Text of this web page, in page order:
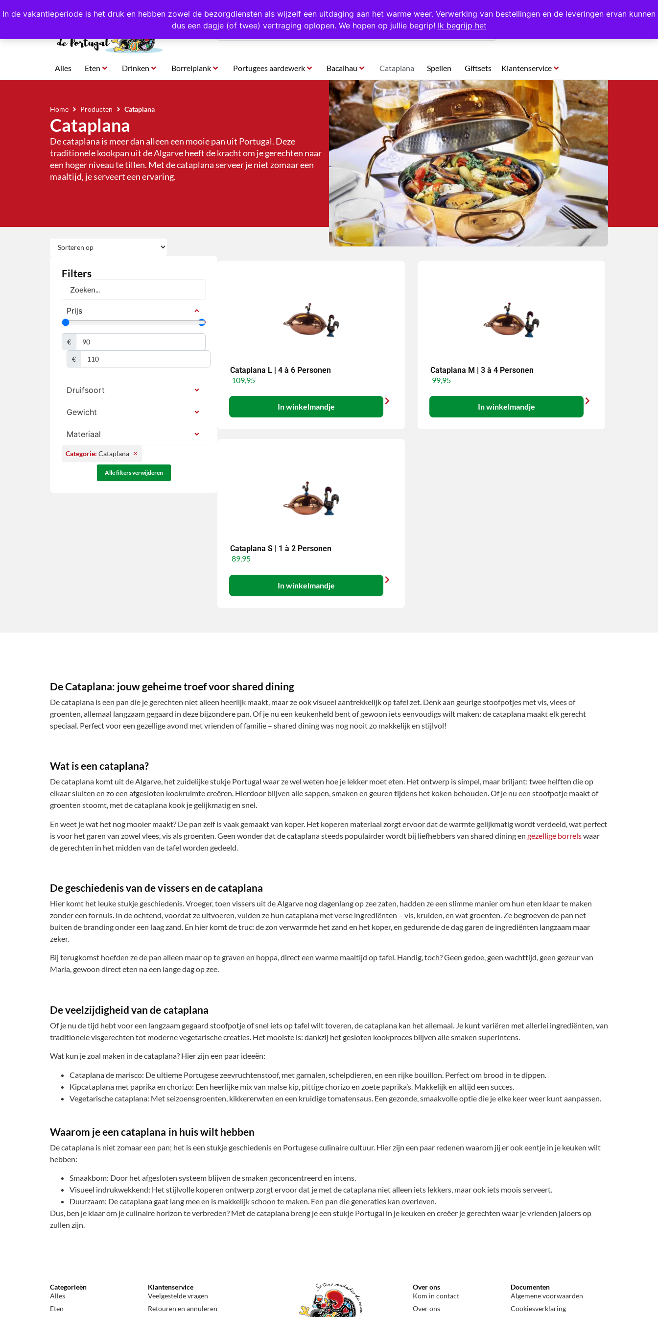
In de vakantieperiode is het druk en hebben zowel de bezorgdiensten als wijzelf een uitdaging aan het warme weer. Verwerking van bestellingen en de leveringen ervan kunnen
dus een dagje (of twee) vertraging oplopen. We hopen op jullie begrip! Ik begrijp het
4,8/5,0 sterren beoordeeld! Eigen import uit Portugal Altijd 1000 verschillende producten op voorraad Gratis op te halen in Hansweert
Alles Eten Drinken Borrelplank Portugees aardewerk Bacalhau Cataplana Spellen Giftsets Klantenservice
Home Producten Cataplana
Cataplana
De cataplana is meer dan alleen een mooie pan uit Portugal. Deze
traditionele kookpan uit de Algarve heeft de kracht om je gerechten naar
een hoger niveau te tillen. Met de cataplana serveer je niet zomaar een
maaltijd, je serveert een ervaring.
Filters
Prijs
€
€
Druifsoort
Gewicht
Materiaal
Categorie: Cataplana ×
Alle filters verwijderen
Cataplana L | 4 à 6 Personen
109,95
In winkelmandje
Cataplana M | 3 à 4 Personen
99,95
In winkelmandje
Cataplana S | 1 à 2 Personen
89,95
In winkelmandje
De Cataplana: jouw geheime troef voor shared dining
De cataplana is een pan die je gerechten niet alleen heerlijk maakt, maar ze ook visueel aantrekkelijk op tafel zet. Denk aan geurige stoofpotjes met vis, vlees of
groenten, allemaal langzaam gegaard in deze bijzondere pan. Of je nu een keukenheld bent of gewoon iets eenvoudigs wilt maken: de cataplana maakt elk gerecht
speciaal. Perfect voor een gezellige avond met vrienden of familie – shared dining was nog nooit zo makkelijk en stijlvol!
Wat is een cataplana?
De cataplana komt uit de Algarve, het zuidelijke stukje Portugal waar ze wel weten hoe je lekker moet eten. Het ontwerp is simpel, maar briljant: twee helften die op
elkaar sluiten en zo een afgesloten kookruimte creëren. Hierdoor blijven alle sappen, smaken en geuren tijdens het koken behouden. Of je nu een stoofpotje maakt of
groenten stoomt, met de cataplana kook je gelijkmatig en snel.
En weet je wat het nog mooier maakt? De pan zelf is vaak gemaakt van koper. Het koperen materiaal zorgt ervoor dat de warmte gelijkmatig wordt verdeeld, wat perfect
is voor het garen van zowel vlees, vis als groenten. Geen wonder dat de cataplana steeds populairder wordt bij liefhebbers van shared dining en gezellige borrelswaar
de gerechten in het midden van de tafel worden gedeeld.
De geschiedenis van de vissers en de cataplana
Hier komt het leuke stukje geschiedenis. Vroeger, toen vissers uit de Algarve nog dagenlang op zee zaten, hadden ze een slimme manier om hun eten klaar te maken
zonder een fornuis. In de ochtend, voordat ze uitvoeren, vulden ze hun cataplana met verse ingrediënten – vis, kruiden, en wat groenten. Ze begroeven de pan net
buiten de branding onder een laag zand. En hier komt de truc: de zon verwarmde het zand en het koper, en gedurende de dag garen de ingrediënten langzaam maar
zeker.
Bij terugkomst hoefden ze de pan alleen maar op te graven en hoppa, direct een warme maaltijd op tafel. Handig, toch? Geen gedoe, geen wachttijd, geen gezeur van
Maria, gewoon direct eten na een lange dag op zee.
De veelzijdigheid van de cataplana
Of je nu de tijd hebt voor een langzaam gegaard stoofpotje of snel iets op tafel wilt toveren, de cataplana kan het allemaal. Je kunt variëren met allerlei ingrediënten, van
traditionele visgerechten tot moderne vegetarische creaties. Het mooiste is: dankzij het gesloten kookproces blijven alle smaken superintens.
Wat kun je zoal maken in de cataplana? Hier zijn een paar ideeën:
Cataplana de marisco: De ultieme Portugese zeevruchtenstoof, met garnalen, schelpdieren, en een rijke bouillon. Perfect om brood in te dippen.
Kipcataplana met paprika en chorizo: Een heerlijke mix van malse kip, pittige chorizo en zoete paprika’s. Makkelijk en altijd een succes.
Vegetarische cataplana: Met seizoensgroenten, kikkererwten en een kruidige tomatensaus. Een gezonde, smaakvolle optie die je elke keer weer kunt aanpassen.
Waarom je een cataplana in huis wilt hebben
De cataplana is niet zomaar een pan; het is een stukje geschiedenis en Portugese culinaire cultuur. Hier zijn een paar redenen waarom jij er ook eentje in je keuken wilt
hebben:
Smaakbom: Door het afgesloten systeem blijven de smaken geconcentreerd en intens.
Visueel indrukwekkend: Het stijlvolle koperen ontwerp zorgt ervoor dat je met de cataplana niet alleen iets lekkers, maar ook iets moois serveert.
Duurzaam: De cataplana gaat lang mee en is makkelijk schoon te maken. Een pan die generaties kan overleven.
Dus, ben je klaar om je culinaire horizon te verbreden? Met de cataplana breng je een stukje Portugal in je keuken en creëer je gerechten waar je vrienden jaloers op
zullen zijn.
Categorieën
Alles
Eten
Klantenservice
Veelgestelde vragen
Retouren en annuleren
Over ons
Kom in contact
Over ons
Documenten
Algemene voorwaarden
Cookiesverklaring